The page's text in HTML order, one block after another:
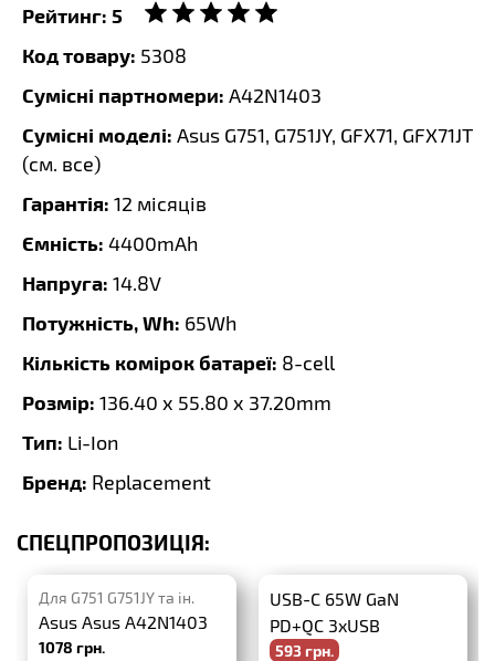
Рейтинг: 5
Код товару: 5308
Сумісні партномери: A42N1403
Сумісні моделі: Asus G751, G751JY, GFX71, GFX71JT
(см. все)
Гарантія: 12 місяців
Ємність: 4400mAh
Напруга: 14.8V
Потужність, Wh: 65Wh
Кількість комірок батареї: 8-cell
Розмір: 136.40 x 55.80 x 37.20mm
Тип: Li-Ion
Бренд: Replacement
СПЕЦПРОПОЗИЦІЯ:
Для G751 G751JY та ін.
Asus Asus A42N1403
1078 грн.
USB-C 65W GaN
PD+QC 3xUSB
593 грн.